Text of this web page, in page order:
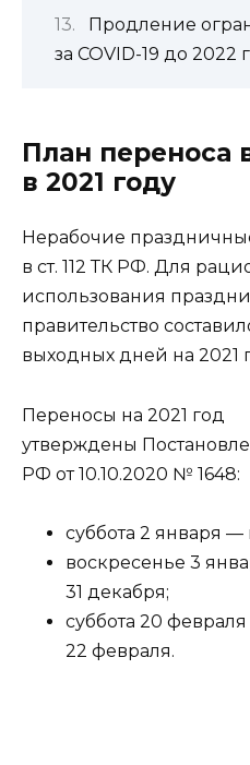
Продление
за COVID-19 до 2022
План переноса
в 2021 году
Нерабочие
в ст. 112 ТК РФ. Для
использования
правительство
выходных дней на 2021
Переносы на 2021 год
утверждены
РФ от 10.10.2020 № 1648:
суббота 2 января
воскресенье 3
31 декабря;
суббота 20
22 февраля.